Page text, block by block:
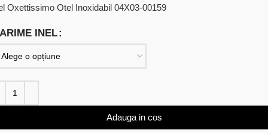
Oxettissimo Otel Inoxidabil 04X03-00159
INEL
Adauga in cos